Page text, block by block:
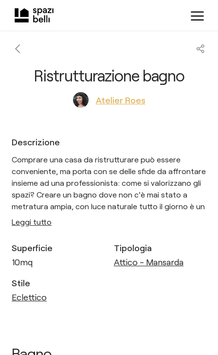
Ristrutturazione bagno
Atelier Roes
Descrizione
Comprare una casa da ristrutturare può essere
conveniente, ma porta con se delle sfide da affrontare
insieme ad una professionista: come si valorizzano gli
spazi? Creare un bagno dove non c'è mai stato a
metratura ampia, con luce naturale tutto il giorno è un
Leggi tutto
Superficie
10mq
Tipologia
Attico - Mansarda
Stile
Eclettico